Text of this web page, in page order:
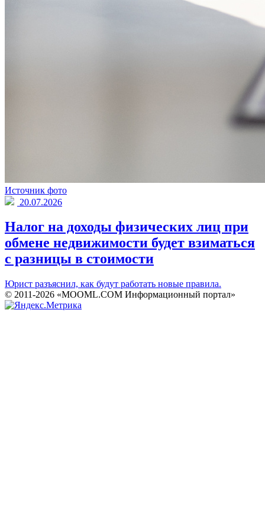
Источник фото
20.07.2026
Налог на доходы физических лиц при
обмене недвижимости будет взиматься
с разницы в стоимости
Юрист разъяснил, как будут работать новые правила.
© 2011-2026 «MOOML.COM Информационный портал»